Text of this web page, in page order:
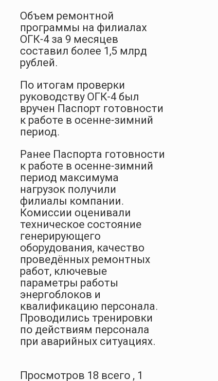
Объем ремонтной
программы на филиалах
ОГК-4 за 9 месяцев
составил более 1,5 млрд
рублей.
По итогам проверки
руководству ОГК-4 был
вручен Паспорт готовности
к работе в осенне-зимний
период.
Ранее Паспорта готовности
к работе в осенне-зимний
период максимума
нагрузок получили
филиалы компании.
Комиссии оценивали
техническое состояние
генерирующего
оборудования, качество
проведённых ремонтных
работ, ключевые
параметры работы
энергоблоков и
квалификацию персонала.
Проводились тренировки
по действиям персонала
при аварийных ситуациях.
Просмотров 18 всего , 1